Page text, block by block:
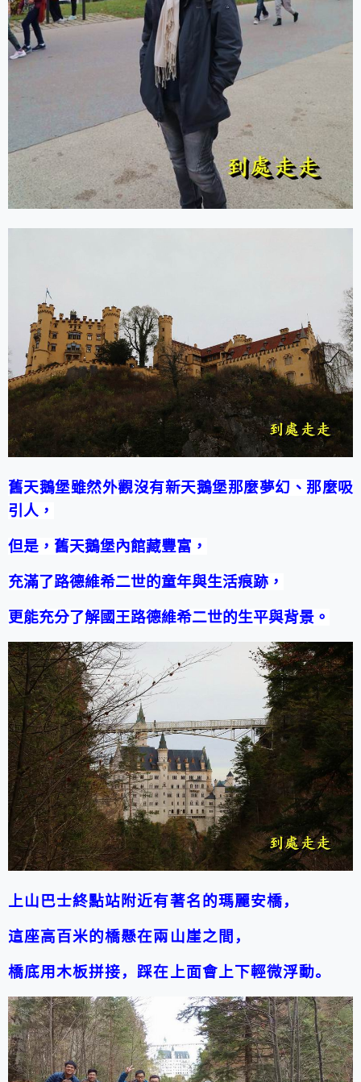
舊天鵝堡雖然外觀沒有新天鵝堡那麼夢幻、那麼吸
引人，
但是，舊天鵝堡內館藏豐富，
充滿了路德維希二世的童年與生活痕跡，
更能充分了解國王路德維希二世的生平與背景。
上山巴士終點站附近有著名的瑪麗安橋，
這座高百米的橋懸在兩山崖之間，
橋底用木板拼接，踩在上面會上下輕微浮動。